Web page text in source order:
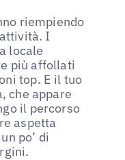
riempiendo
I
locale
più affollati
top. E il tuo
che appare
il percorso
aspetta
po’ di